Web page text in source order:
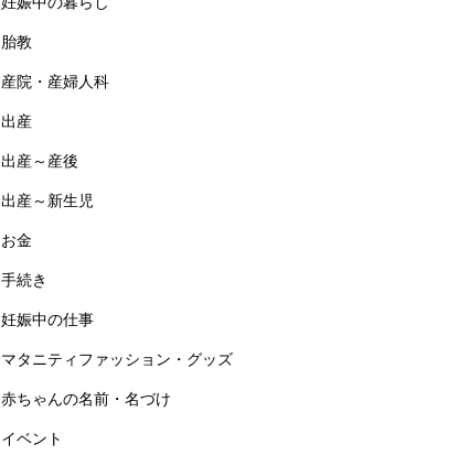
胎教
産院・産婦人科
出産
出産～産後
出産～新生児
お金
手続き
妊娠中の仕事
マタニティファッション・グッズ
赤ちゃんの名前・名づけ
イベント